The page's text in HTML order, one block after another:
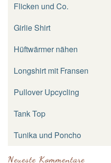
Flicken und Co.
Girlie Shirt
Hüftwärmer nähen
Longshirt mit Fransen
Pullover Upcycling
Tank Top
Tunika und Poncho
Neueste Kommentare